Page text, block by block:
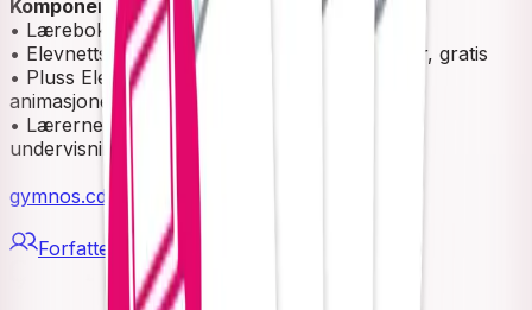
Komponenter
• Lærebok med teori, øvelser og oppgaver
• Elevnettsted med filmer, lydbok og oppgaver, gratis
• Pluss Elevnettsted med læringsstier, filmer,
animasjoner og oppgaver, krever lisens
• Lærernettsted, med årsplane og time-
undervisningsopplegg, krever lisens
gymnos.cdu.no
Forfattere